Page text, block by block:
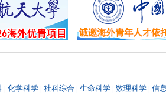
议。一
离座、
分钟等十余次“违纪
严重违纪、单方解除
| 化学科学 | 社科综合 | 生命科学 | 数理科学 | 信